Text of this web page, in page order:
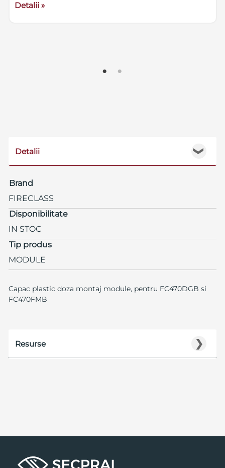
Detalii »
❯
Detalii
Brand
FIRECLASS
Disponibilitate
IN STOC
Tip produs
MODULE
Capac plastic doza montaj module, pentru FC470DGB si
FC470FMB
❯
Resurse